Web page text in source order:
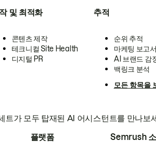
및 최적화
콘텐츠 제작
테크니컬 Site Health
디지털 PR
추적
순위 추적
마케팅 보고
AI 브랜드 감
백링크 분석
모든 항목을
트가 모두 탑재된 AI 어시스턴트를 만나보
플랫폼 Semrush